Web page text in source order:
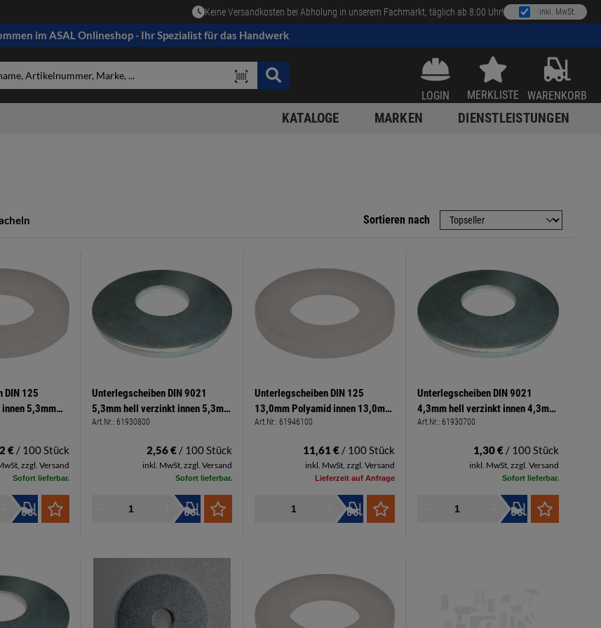
Keine Versandkosten bei Abholung in unserem Fachmarkt, täglich ab 8:00 Uhr! inkl. MwSt.
im ASAL Onlineshop - Ihr Spezialist für das Handwerk
LOGIN MERKLISTE WARENKORB
KATALOGE MARKEN DIENSTLEISTUNGEN
Sortieren nach
DIN 125
5,3mm
1,0mm
€ / 100 Stück
zzgl. Versand
Sofort lieferbar.
Unterlegscheiben DIN 9021
5,3mm hell verzinkt innen 5,3mm
außen 15mm Stärke 1,6mm
Art.Nr.: 61930800
2,56 € / 100 Stück
inkl. MwSt, zzgl. Versand
Sofort lieferbar.
Unterlegscheiben DIN 125
13,0mm Polyamid innen 13,0mm
außen 24mm Stärke 2,5mm
Art.Nr.: 61946100
11,61 € / 100 Stück
inkl. MwSt, zzgl. Versand
Lieferzeit auf Anfrage
Unterlegscheiben DIN 9021
4,3mm hell verzinkt innen 4,3mm
außen 12mm Stärke 1,0mm
Art.Nr.: 61930700
1,30 € / 100 Stück
inkl. MwSt, zzgl. Versand
Sofort lieferbar.